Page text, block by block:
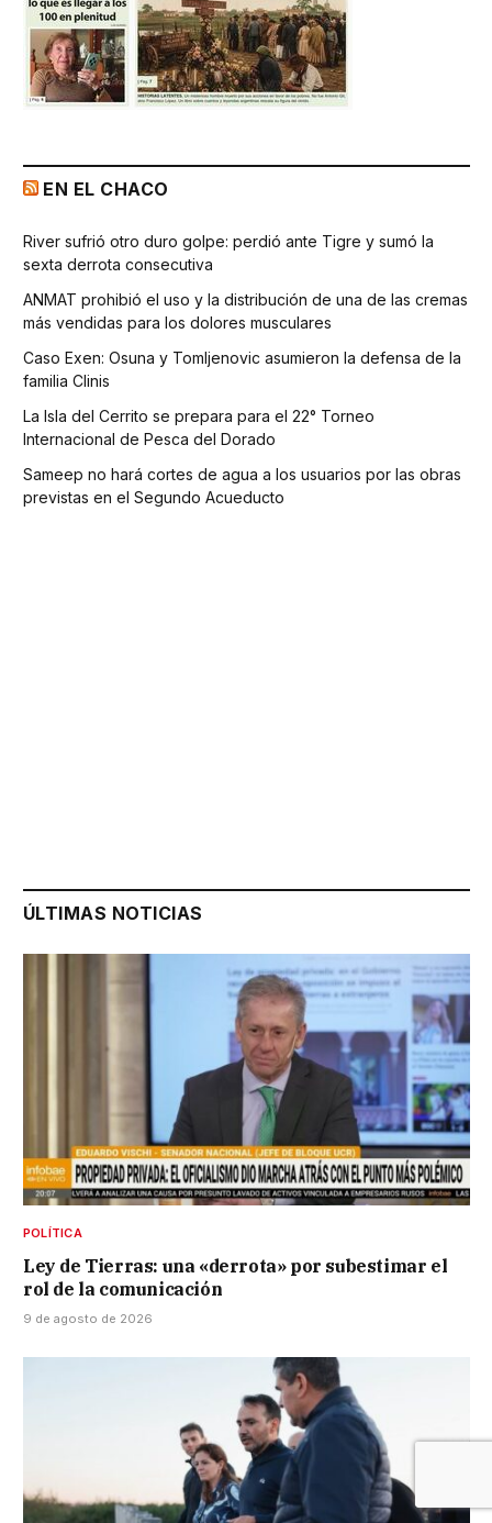
EN EL CHACO
River sufrió otro duro golpe: perdió ante Tigre y sumó la
sexta derrota consecutiva
ANMAT prohibió el uso y la distribución de una de las cremas
más vendidas para los dolores musculares
Caso Exen: Osuna y Tomljenovic asumieron la defensa de la
familia Clinis
La Isla del Cerrito se prepara para el 22° Torneo
Internacional de Pesca del Dorado
Sameep no hará cortes de agua a los usuarios por las obras
previstas en el Segundo Acueducto
ÚLTIMAS NOTICIAS
POLÍTICA
Ley de Tierras: una «derrota» por subestimar el
rol de la comunicación
9 de agosto de 2026